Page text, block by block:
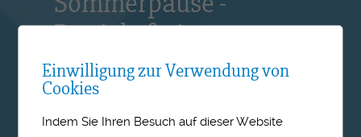
Betriebsferien vom 27.
Juli bis 14. August 2026
Die Geschäftsstelle bleibt vom 27.
Einwilligung zur Verwendung von
Cookies
Indem Sie Ihren Besuch auf dieser Website